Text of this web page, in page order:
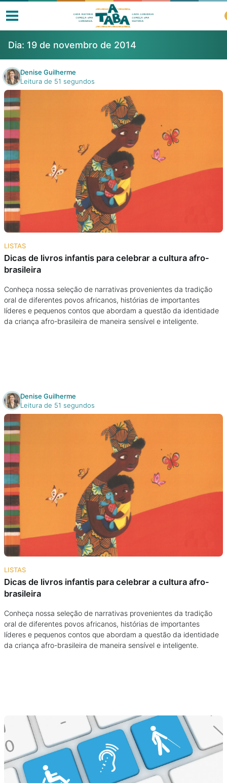
Livros
Resenhas
Clube de Leitores
Listas
Como ler?
Na escola
Na família
Colunas
Conteúdos
E-Books
Eventos
Podcast
Assine
Taba na Escola
Dia: 19 de novembro de 2014
Denise Guilherme
Leitura de 51 segundos
LISTAS
Dicas de livros infantis para celebrar a cultura afro-
brasileira
Conheça nossa seleção de narrativas provenientes da tradição
oral de diferentes povos africanos, histórias de importantes
líderes e pequenos contos que abordam a questão da identidade
da criança afro-brasileira de maneira sensível e inteligente.
Denise Guilherme
Leitura de 51 segundos
LISTAS
Dicas de livros infantis para celebrar a cultura afro-
brasileira
Conheça nossa seleção de narrativas provenientes da tradição
oral de diferentes povos africanos, histórias de importantes
líderes e pequenos contos que abordam a questão da identidade
da criança afro-brasileira de maneira sensível e inteligente.